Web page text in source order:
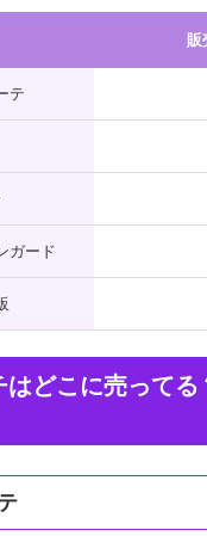
販
テ
ガード
どこに売ってる